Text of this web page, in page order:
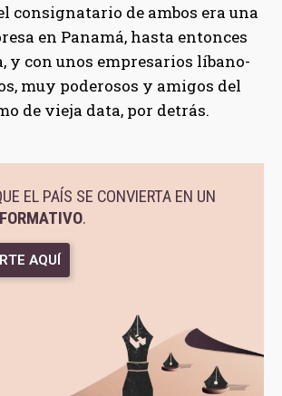
consignatario de ambos era una
en Panamá, hasta entonces
y con unos empresarios líbano-
muy poderosos y amigos del
de vieja data, por detrás.
EL PAÍS SE CONVIERTA EN UN
.
AQUÍ